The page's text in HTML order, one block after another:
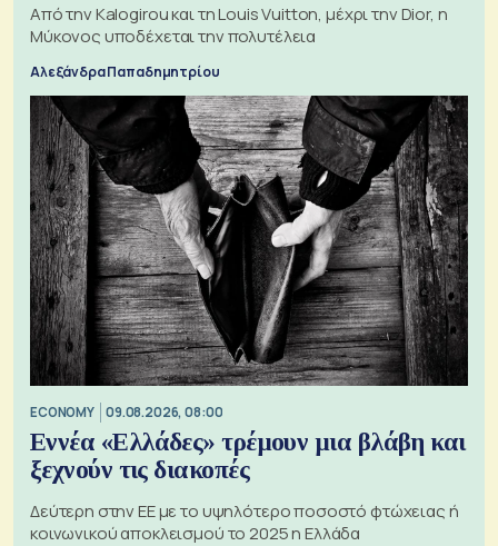
Από την Kalogirou και τη Louis Vuitton, μέχρι την Dior, η
Μύκονος υποδέχεται την πολυτέλεια
Αλεξάνδρα Παπαδημητρίου
ECONOMY 09.08.2026, 08:00
Εννέα «Ελλάδες» τρέμουν μια βλάβη και
ξεχνούν τις διακοπές
Δεύτερη στην ΕΕ με το υψηλότερο ποσοστό φτώχειας ή
κοινωνικού αποκλεισμού το 2025 η Ελλάδα